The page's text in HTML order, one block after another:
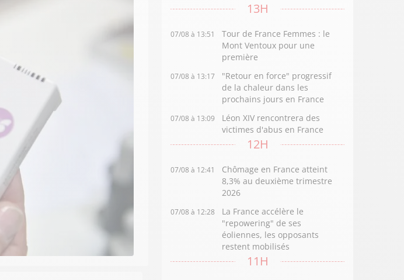
13H
07/08 à 13:51
Tour de France Femmes : le
Mont Ventoux pour une
première
07/08 à 13:17
"Retour en force" progressif
de la chaleur dans les
prochains jours en France
07/08 à 13:09
Léon XIV rencontrera des
victimes d'abus en France
12H
07/08 à 12:41
Chômage en France atteint
8,3% au deuxième trimestre
2026
07/08 à 12:28
La France accélère le
"repowering" de ses
éoliennes, les opposants
restent mobilisés
11H